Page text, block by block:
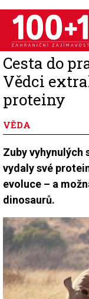
Přejít
hlavnímu
obsahu
Cesta do
Vědci
proteiny
VĚDA
Zuby
vydaly své
evoluce – a
dinosaurů.